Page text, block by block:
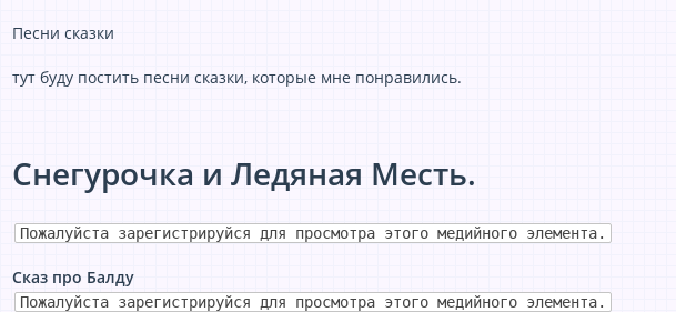
Песни сказки
тут буду постить песни сказки, которые мне понравились.
Снегурочка и Ледяная Месть.
Пожалуйста зарегистрируйся для просмотра этого медийного элемента.
Сказ про Балду
Пожалуйста зарегистрируйся для просмотра этого медийного элемента.